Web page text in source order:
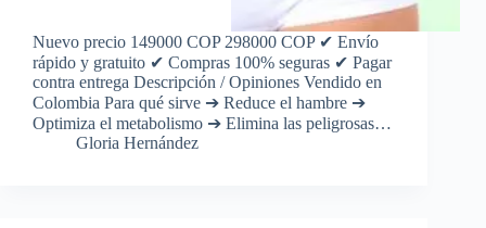
Nuevo precio 149000 COP 298000 COP ✔ Envío
rápido y gratuito ✔ Compras 100% seguras ✔ Pagar
contra entrega Descripción / Opiniones Vendido en
Colombia Para qué sirve ➔ Reduce el hambre ➔
Optimiza el metabolismo ➔ Elimina las peligrosas…
Gloria Hernández